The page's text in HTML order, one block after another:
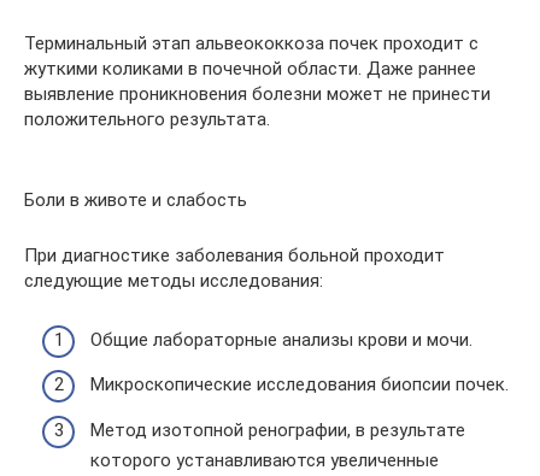
Терминальный этап альвеококкоза почек проходит с
жуткими коликами в почечной области. Даже раннее
выявление проникновения болезни может не принести
положительного результата.
Боли в животе и слабость
При диагностике заболевания больной проходит
следующие методы исследования:
Общие лабораторные анализы крови и мочи.
Микроскопические исследования биопсии почек.
Метод изотопной ренографии, в результате
которого устанавливаются увеличенные